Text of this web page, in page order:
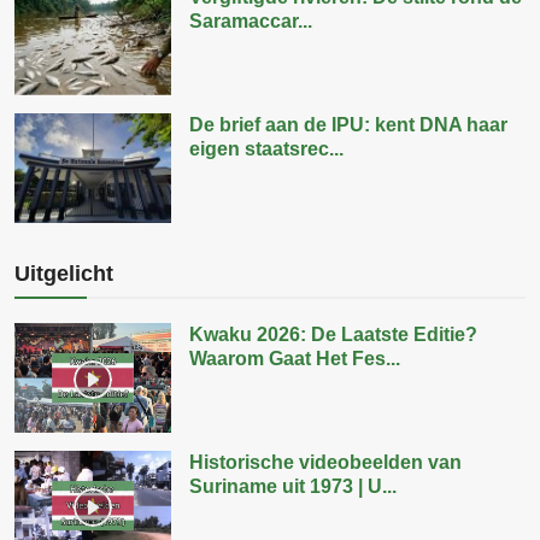
Saramaccar...
De brief aan de IPU: kent DNA haar
eigen staatsrec...
Uitgelicht
Kwaku 2026: De Laatste Editie?
Waarom Gaat Het Fes...
Historische videobeelden van
Suriname uit 1973 | U...